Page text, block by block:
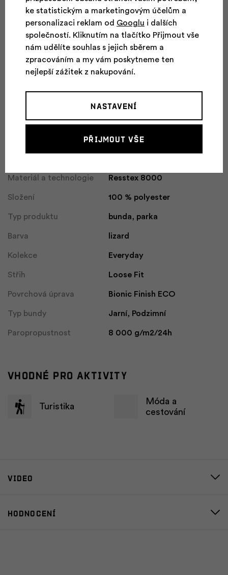
technologie lepení drobných dílů
podlepené hlavní švy
Parametry
Turistika, Móda a cestování
Membrána Ano
8 000 mm
Materiál a technologie Resstex 8000
Složení 100 % polyester
Typ produktu bunda, parka
Barva lizard
Kolekce Everyday
Střih Loose Fit
Povrchová úprava Bionic Finish ECO
Typ bundy Jarní, Podzimní
Paropropustnost 8 000 g/m2/24h
Vhodné pro aktivity
Turistika
Móda a
cestování
Video
Hodnocení
ke statistickým a marketingovým účelům a
personalizaci reklam od Googlu i dalších
společností. Kliknutím na tlačítko Přijmout vše
nám udělíte souhlas s jejich sběrem a
zpracováním a my vám poskytneme ten
nejlepší zážitek z nakupování.
Nastavení
Přijmout vše